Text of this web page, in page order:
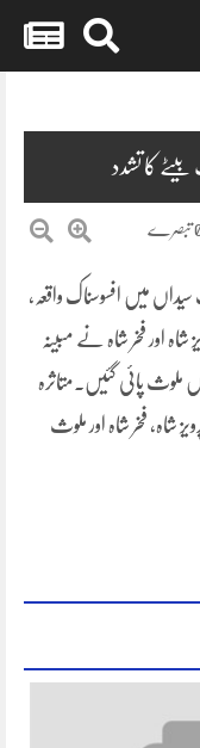
کا تشدد
میں افسوسناک واقعہ،
اور فخر شاہ نے مبینہ
ملوث پائی گئیں۔متاثرہ
شاہ، فخر شاہ اور ملوث